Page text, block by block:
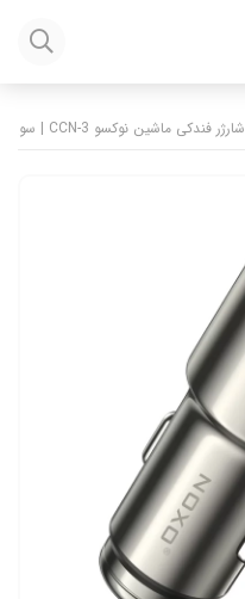
شارژر فندکی ماشین نوکسو CCN-3 | سوپر فست شارژ 48W با PD 30W + QC3.0 | بدنه فلزی